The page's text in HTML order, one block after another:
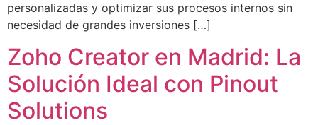
personalizadas y optimizar sus procesos internos sin
necesidad de grandes inversiones […]
Zoho Creator en Madrid: La
Solución Ideal con Pinout
Solutions